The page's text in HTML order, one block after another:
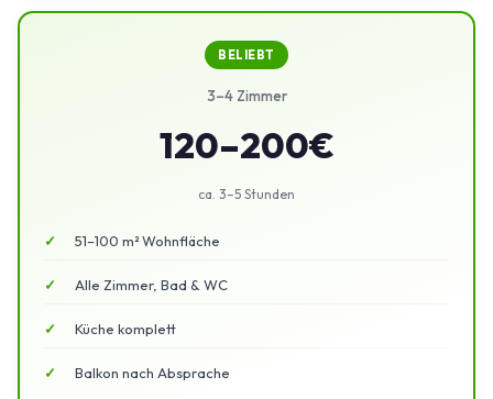
BELIEBT
3–4 Zimmer
120–200€
ca. 3–5 Stunden
51–100 m² Wohnfläche
Alle Zimmer, Bad & WC
Küche komplett
Balkon nach Absprache